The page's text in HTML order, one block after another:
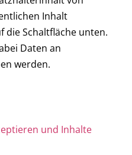
Inhalt
die Schaltfläche unten.
Daten an
werden.
und Inhalte